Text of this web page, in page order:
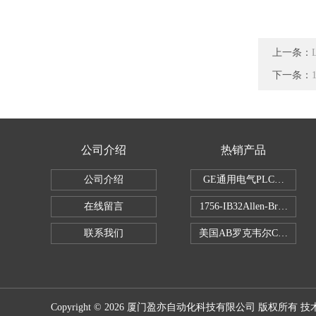
上一条：
下一条：
公司介绍
公司介绍
在线留言
联系我们
热销产品
GE通用电气PLC控制器
1756-IB32Allen-
美国AB罗克韦尔CPU处理器
Copyright © 2026 厦门盈亦自动化科技有限公司 版权所有 技